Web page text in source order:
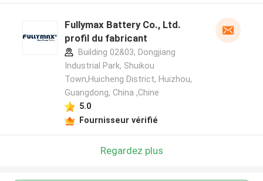
Fullymax Battery Co., Ltd.
profil du fabricant
Building 02&03, Dongjiang
Industrial Park, Shuikou
Town,Huicheng District, Huizhou,
Guangdong, China ,Chine
5.0
Fournisseur vérifié
Regardez plus